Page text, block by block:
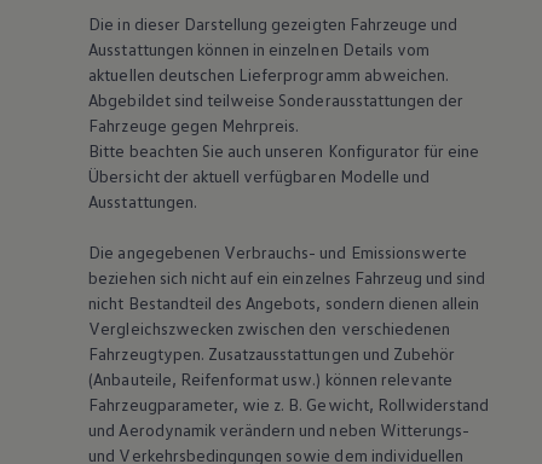
Die in dieser Darstellung gezeigten Fahrzeuge und
Ausstattungen können in einzelnen Details vom
aktuellen deutschen Lieferprogramm abweichen.
Abgebildet sind teilweise Sonderausstattungen der
Fahrzeuge gegen Mehrpreis.
Bitte beachten Sie auch unseren Konfigurator für eine
Übersicht der aktuell verfügbaren Modelle und
Ausstattungen.
Die angegebenen Verbrauchs- und Emissionswerte
beziehen sich nicht auf ein einzelnes Fahrzeug und sind
nicht Bestandteil des Angebots, sondern dienen allein
Vergleichszwecken zwischen den verschiedenen
Fahrzeugtypen. Zusatzausstattungen und Zubehör
(Anbauteile, Reifenformat usw.) können relevante
Fahrzeugparameter, wie z. B. Gewicht, Rollwiderstand
und Aerodynamik verändern und neben Witterungs-
und Verkehrsbedingungen sowie dem individuellen